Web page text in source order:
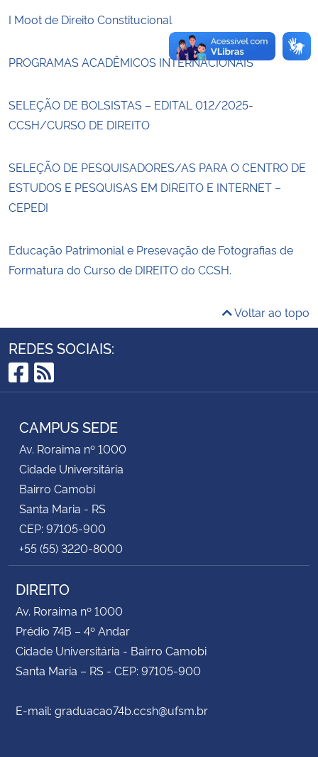
Planalto
I Moot de Direito Constitucional
PROGRAMAS ACADÊMICOS INTERNACIONAIS
SELEÇÃO DE BOLSISTAS – EDITAL 012/2025-
CCSH/CURSO DE DIREITO
SELEÇÃO DE PESQUISADORES/AS PARA O CENTRO DE
ESTUDOS E PESQUISAS EM DIREITO E INTERNET –
CEPEDI
Educação Patrimonial e Presevação de Fotografias de
Formatura do Curso de DIREITO do CCSH.
Voltar ao topo
REDES SOCIAIS:
Facebook
RSS
CAMPUS SEDE
Av. Roraima nº 1000
Cidade Universitária
Bairro Camobi
Santa Maria - RS
CEP: 97105-900
+55 (55) 3220-8000
DIREITO
Av. Roraima nº 1000
Prédio 74B – 4º Andar
Cidade Universitária - Bairro Camobi
Santa Maria – RS - CEP: 97105-900
E-mail: graduacao74b.ccsh@ufsm.br